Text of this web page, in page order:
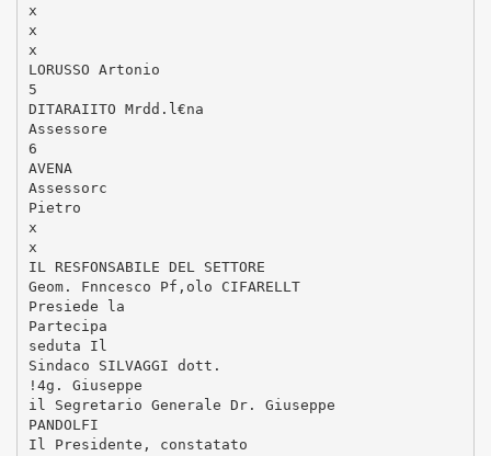
x
x
x
LORUSSO Artonio
5
DITARAIITO Mrdd.l€na
Assessore
6
AVENA
Assessorc
Pietro
x
x
IL RESFONSABILE DEL SETTORE
Geom. Fnncesco Pf,olo CIFARELLT
Presiede la
Partecipa
seduta Il
Sindaco SILVAGGI dott.
!4g. Giuseppe
il Segretario Generale Dr. Giuseppe
PANDOLFI
Il Presidente, constatato